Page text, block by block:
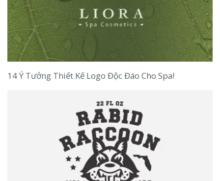
14 Ý Tưởng Thiết Kế Logo Độc Đáo Cho Spa!